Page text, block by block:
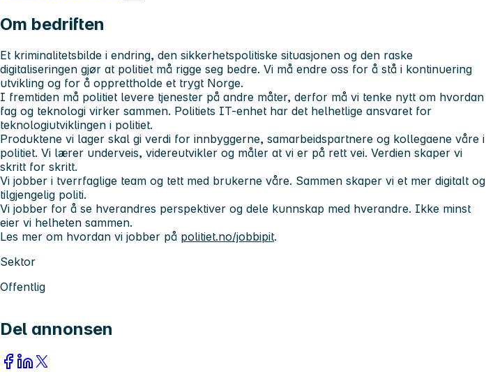
Om bedriften
Et kriminalitetsbilde i endring, den sikkerhetspolitiske situasjonen og den raske
digitaliseringen gjør at politiet må rigge seg bedre. Vi må endre oss for å stå i kontinuering
utvikling og for å opprettholde et trygt Norge.
I fremtiden må politiet levere tjenester på andre måter, derfor må vi tenke nytt om hvordan
fag og teknologi virker sammen. Politiets IT-enhet har det helhetlige ansvaret for
teknologiutviklingen i politiet.
Produktene vi lager skal gi verdi for innbyggerne, samarbeidspartnere og kollegaene våre i
politiet. Vi lærer underveis, videreutvikler og måler at vi er på rett vei. Verdien skaper vi
skritt for skritt.
Vi jobber i tverrfaglige team og tett med brukerne våre. Sammen skaper vi et mer digitalt og
tilgjengelig politi.
Vi jobber for å se hverandres perspektiver og dele kunnskap med hverandre. Ikke minst
eier vi helheten sammen.
Les mer om hvordan vi jobber på politiet.no/jobbipit.
Sektor
Offentlig
Del annonsen